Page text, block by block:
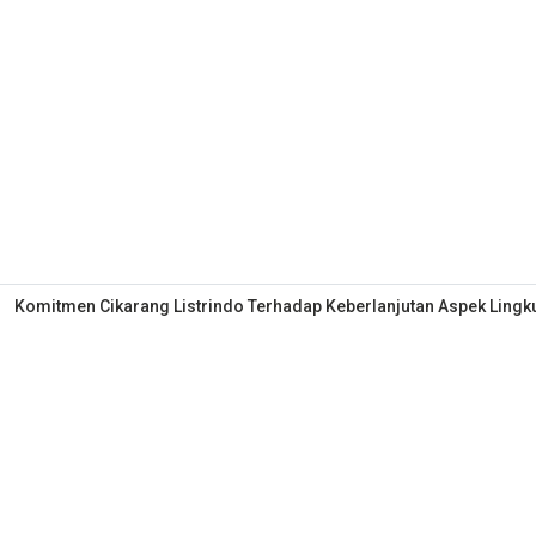
Komitmen Cikarang Listrindo Terhadap Keberlanjutan Aspek